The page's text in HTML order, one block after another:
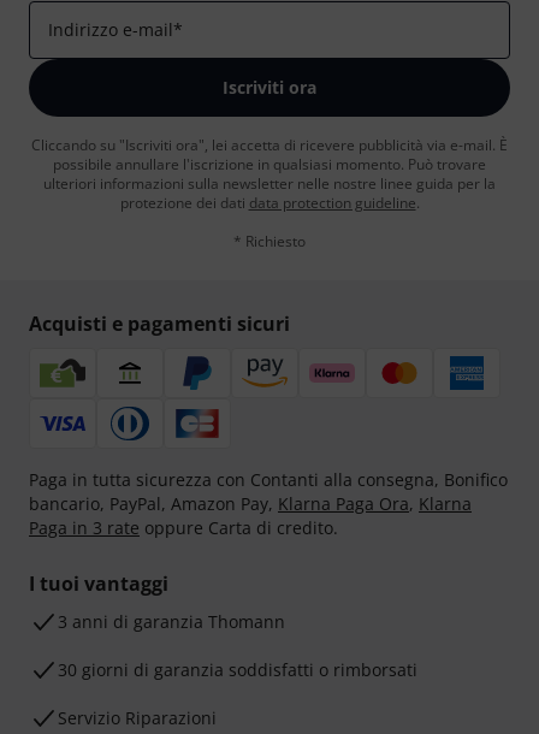
Indirizzo e-mail*
Iscriviti ora
Cliccando su "Iscriviti ora", lei accetta di ricevere pubblicità via e-mail. È
possibile annullare l'iscrizione in qualsiasi momento. Può trovare
ulteriori informazioni sulla newsletter nelle nostre linee guida per la
protezione dei dati data protection guideline.
* Richiesto
Acquisti e pagamenti sicuri
Paga in tutta sicurezza con Contanti alla consegna, Bonifico
bancario, PayPal, Amazon Pay, Klarna Paga Ora, Klarna
Paga in 3 rate oppure Carta di credito.
I tuoi vantaggi
3 anni di garanzia Thomann
30 giorni di garanzia soddisfatti o rimborsati
Servizio Riparazioni